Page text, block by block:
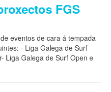
FGS
eventos de cara á tempada
- Liga Galega de Surf
Liga Galega de Surf Open e